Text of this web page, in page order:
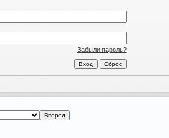
Забыли пароль?